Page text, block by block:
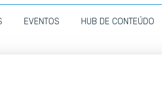
EVENTOS HUB DE CONTEÚDO